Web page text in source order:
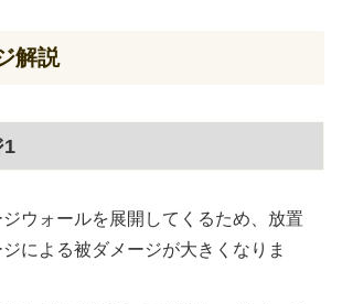
解説
1
ジウォールを展開してくるため、放置
による被ダメージが大きくなりま